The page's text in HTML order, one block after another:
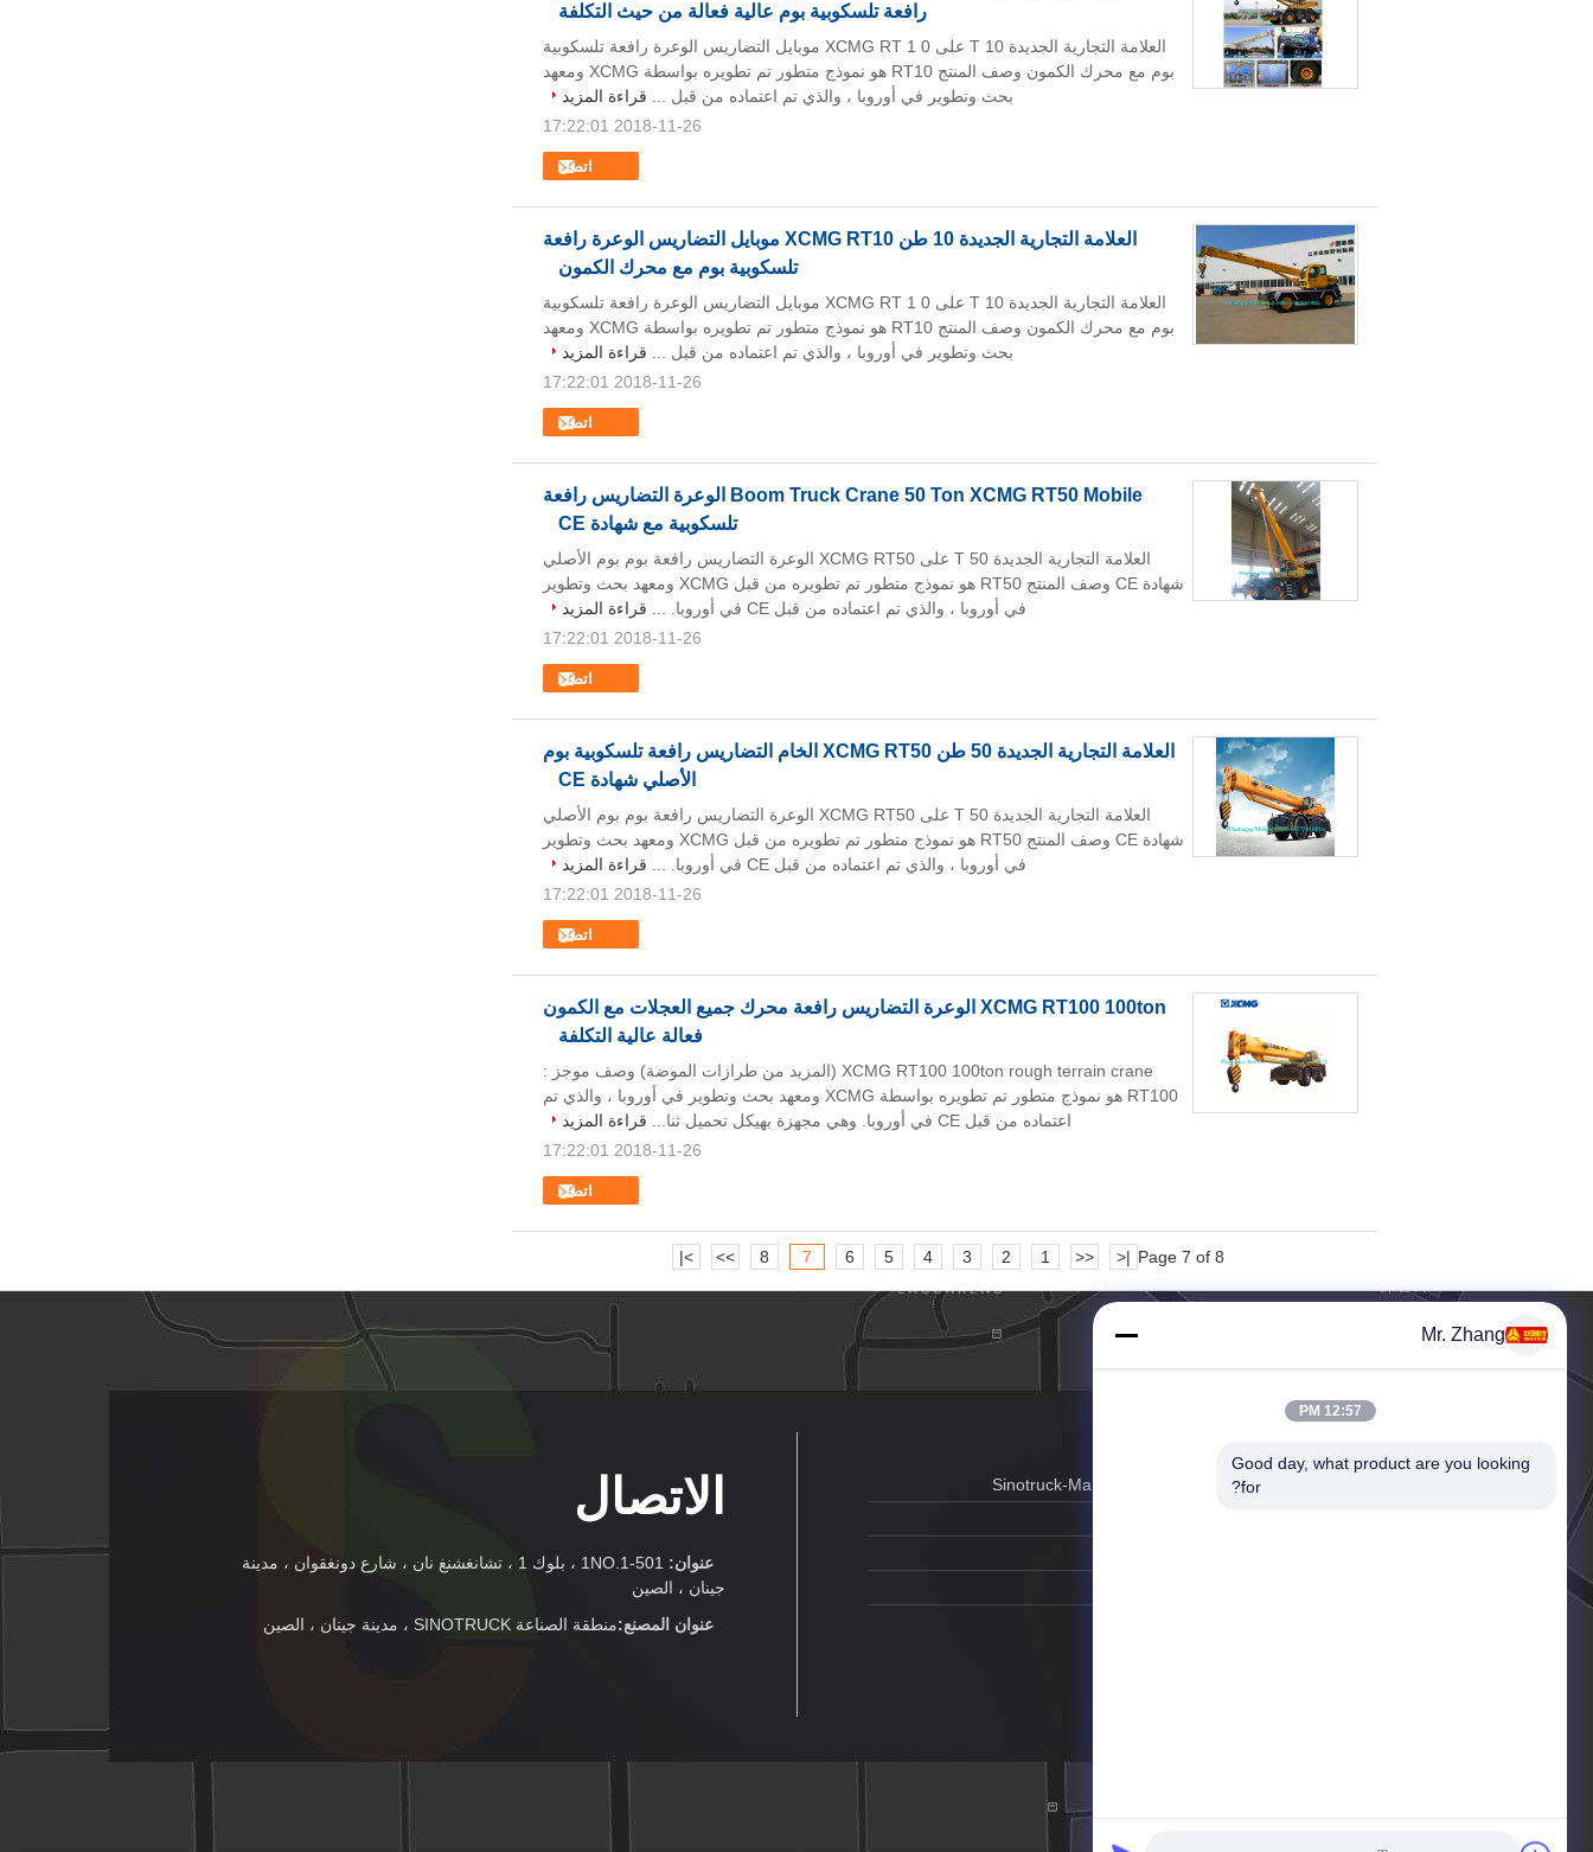
رافعة تلسكوبية بوم عالية فعالة من حيث التكلفة
اتصل
العلامة التجارية الجديدة 10 T على XCMG RT 1 0 موبايل التضاريس الوعرة رافعة تلسكوبية
بوم مع محرك الكمون وصف المنتج RT10 هو نموذج متطور تم تطويره بواسطة XCMG ومعهد
بحث وتطوير في أوروبا ، والذي تم اعتماده من قبل ... قراءة المزيد
2018-11-26 17:22:01
العلامة التجارية الجديدة 10 طن XCMG RT10 موبايل التضاريس الوعرة رافعة
تلسكوبية بوم مع محرك الكمون
اتصل
العلامة التجارية الجديدة 10 T على XCMG RT 1 0 موبايل التضاريس الوعرة رافعة تلسكوبية
بوم مع محرك الكمون وصف المنتج RT10 هو نموذج متطور تم تطويره بواسطة XCMG ومعهد
بحث وتطوير في أوروبا ، والذي تم اعتماده من قبل ... قراءة المزيد
2018-11-26 17:22:01
Boom Truck Crane 50 Ton XCMG RT50 Mobile الوعرة التضاريس رافعة
تلسكوبية مع شهادة CE
اتصل
العلامة التجارية الجديدة 50 T على XCMG RT50 الوعرة التضاريس رافعة بوم بوم الأصلي
شهادة CE وصف المنتج RT50 هو نموذج متطور تم تطويره من قبل XCMG ومعهد بحث وتطوير
في أوروبا ، والذي تم اعتماده من قبل CE في أوروبا. ...
قراءة المزيد
2018-11-26 17:22:01
العلامة التجارية الجديدة 50 طن XCMG RT50 الخام التضاريس رافعة تلسكوبية بوم
الأصلي شهادة CE
اتصل
العلامة التجارية الجديدة 50 T على XCMG RT50 الوعرة التضاريس رافعة بوم بوم الأصلي
شهادة CE وصف المنتج RT50 هو نموذج متطور تم تطويره من قبل XCMG ومعهد بحث وتطوير
في أوروبا ، والذي تم اعتماده من قبل CE في أوروبا. ...
قراءة المزيد
2018-11-26 17:22:01
XCMG RT100 100ton الوعرة التضاريس رافعة محرك جميع العجلات مع الكمون
فعالة عالية التكلفة
اتصل
XCMG RT100 100ton rough terrain crane (المزيد من طرازات الموضة) وصف موجز :
RT100 هو نموذج متطور تم تطويره بواسطة XCMG ومعهد بحث وتطوير في أوروبا ، والذي تم
اعتماده من قبل CE في أوروبا. وهي مجهزة بهيكل تحميل ثنا...
قراءة المزيد
2018-11-26 17:22:01
Page 7 of 8
|<
<<
1
2
3
4
5
6
7
8
>>
>|
الاتصال
عنوان:
1NO.1-501 ، بلوك 1 ، تشانغشنغ نان ، شارع دونغقوان ، مدينة
جينان ، الصين
عنوان المصنع:منطقة الصناعة SINOTRUCK ، مدينة جينان ، الصين
البريد الإلكتروني:Sinotruck-Markzhang@vip.163.com
Mr. Zhang
12:57 PM
Good day, what product are you looking
for?